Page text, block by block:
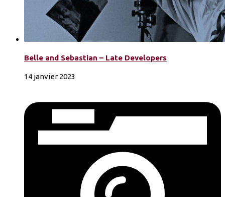
Belle and Sebastian – Late Developers
14 janvier 2023